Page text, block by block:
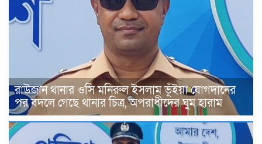
রাউজান থানার ওসি মনিরুল ইসলাম ভূঁইয়া যোগদানের
পর বদলে গেছে থানার চিত্র, অপরাধীদের ঘুম হারাম